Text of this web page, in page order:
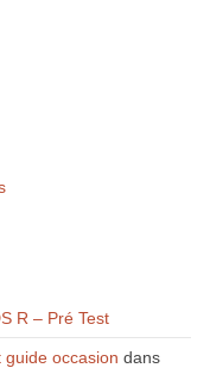
R – Pré Test
guide occasion dans